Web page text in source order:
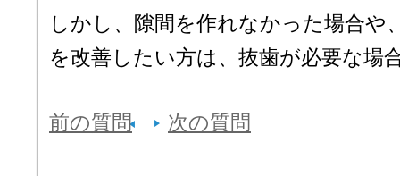
しかし、隙間を作れなかった場合や
を改善したい方は、抜歯が必要な場
前の質問 次の質問